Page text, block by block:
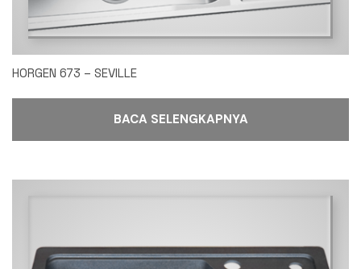
HORGEN 673 – SEVILLE
BACA SELENGKAPNYA